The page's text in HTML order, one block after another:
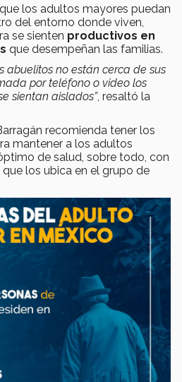
los adultos mayores puedan
del entorno donde viven,
se sienten productivos en
que desempeñan las familias.
abuelitos no están cerca de sus
por teléfono o video los
sientan aislados”, resaltó la
recomienda tener los
mantener a los adultos
de salud, sobre todo, con
los ubica en el grupo de